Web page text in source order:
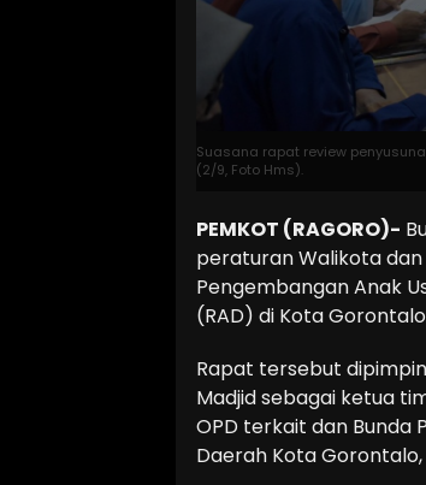
Suasana rapat review
(2/9, Foto Hms).
PEMKOT (RAGORO)-
peraturan Walikota
Pengembangan Anak
(RAD) di Kota
Rapat tersebut
Madjid sebagai ketua
OPD terkait dan Bunda
Daerah Kota